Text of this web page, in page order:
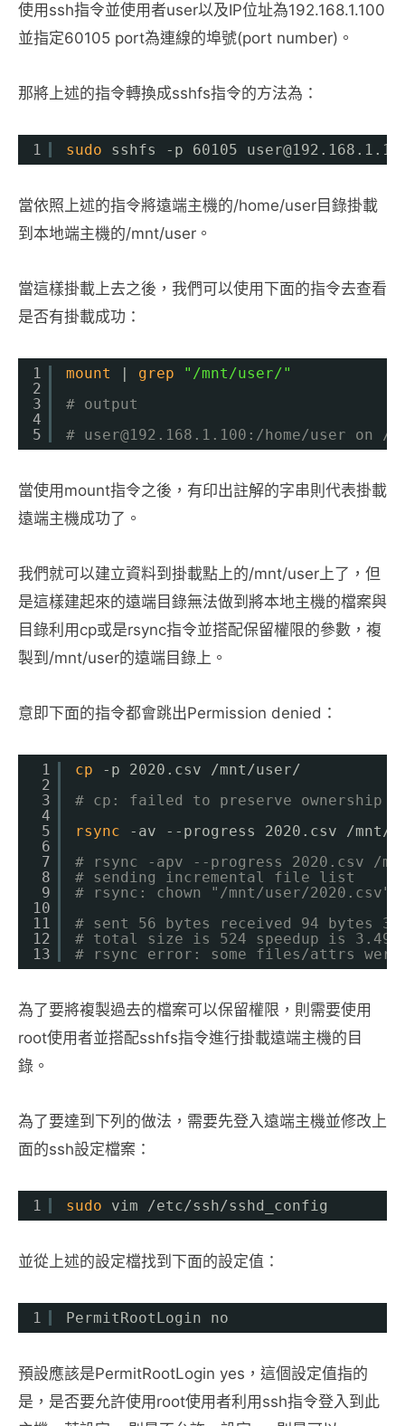
使用ssh指令並使用者user以及IP位址為192.168.1.100
並指定60105 port為連線的埠號(port number)。
那將上述的指令轉換成sshfs指令的方法為：
1 sudo sshfs -p 60105
當依照上述的指令將遠端主機的/home/user目錄掛載
到本地端主機的/mnt/user。
當這樣掛載上去之後，我們可以使用下面的指令去查看
是否有掛載成功：
1
2
3
4
5
mount | grep
"/mnt/user/"
# output
# user@192.168.1.100:/home/user on
當使用mount指令之後，有印出註解的字串則代表掛載
遠端主機成功了。
我們就可以建立資料到掛載點上的/mnt/user上了，但
是這樣建起來的遠端目錄無法做到將本地主機的檔案與
目錄利用cp或是rsync指令並搭配保留權限的參數，複
製到/mnt/user的遠端目錄上。
意即下面的指令都會跳出Permission denied：
1
2
3
4
5
6
7
8
9
10
11
12
13
cp -p 2020.csv /mnt/user/
# cp: failed to preserve ownership
rsync
-av --progress 2020.csv /mnt/
# rsync -apv --progress 2020.csv /
# sending incremental file list
# rsync: chown "/mnt/user/
# sent 56 bytes received 94 bytes
# total size is 524 speedup is 3.49
# rsync error: some files/attrs were
為了要將複製過去的檔案可以保留權限，則需要使用
root使用者並搭配sshfs指令進行掛載遠端主機的目
錄。
為了要達到下列的做法，需要先登入遠端主機並修改上
面的ssh設定檔案：
1 sudo vim /etc/ssh/sshd_config
並從上述的設定檔找到下面的設定值：
1 PermitRootLogin no
預設應該是PermitRootLogin yes，這個設定值指的
是，是否要允許使用root使用者利用ssh指令登入到此